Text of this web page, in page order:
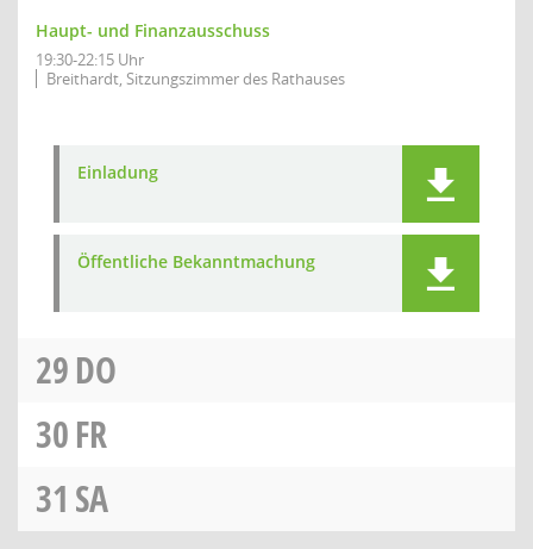
Haupt- und Finanzausschuss
19:30-22:15 Uhr
Breithardt, Sitzungszimmer des Rathauses
Einladung
Öffentliche Bekanntmachung
29DO
30FR
31 SA